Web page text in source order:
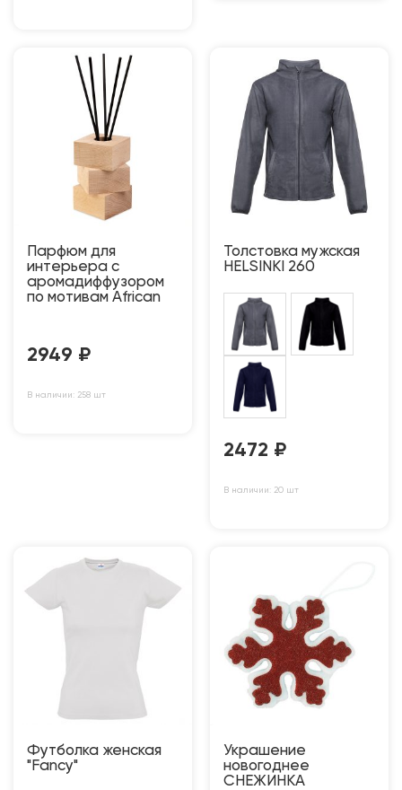
Парфюм для
интерьера с
аромадиффузором
по мотивам African
2949 ₽
В наличии: 258 шт
Толстовка мужская
HELSINKI 260
2472 ₽
В наличии: 20 шт
Футболка женская
"Fancy"
Украшение
новогоднее
СНЕЖИНКА